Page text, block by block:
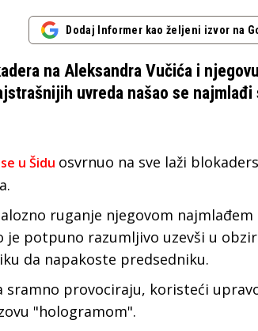
Dodaj Informer kao željeni izvor na
na Aleksandra Vučića i njegovu
uvreda našao se najmlađi
u Šidu osvrnuo na sve laži
ruganje njegovom najmlađem
je potpuno razumljivo uzevši u obzir
da napakoste predsedniku.
sramno provociraju, koristeći
"hologramom".